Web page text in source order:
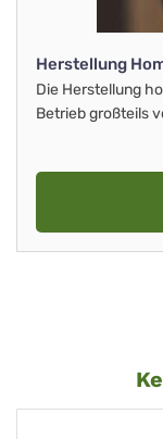
Herstellung
Die Herstellung
Betrieb großteils